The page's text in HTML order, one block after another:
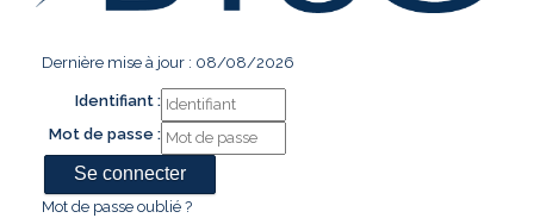
Dernière mise à jour : 08/08/2026
Identifiant :
Mot de passe :
Mot de passe oublié ?